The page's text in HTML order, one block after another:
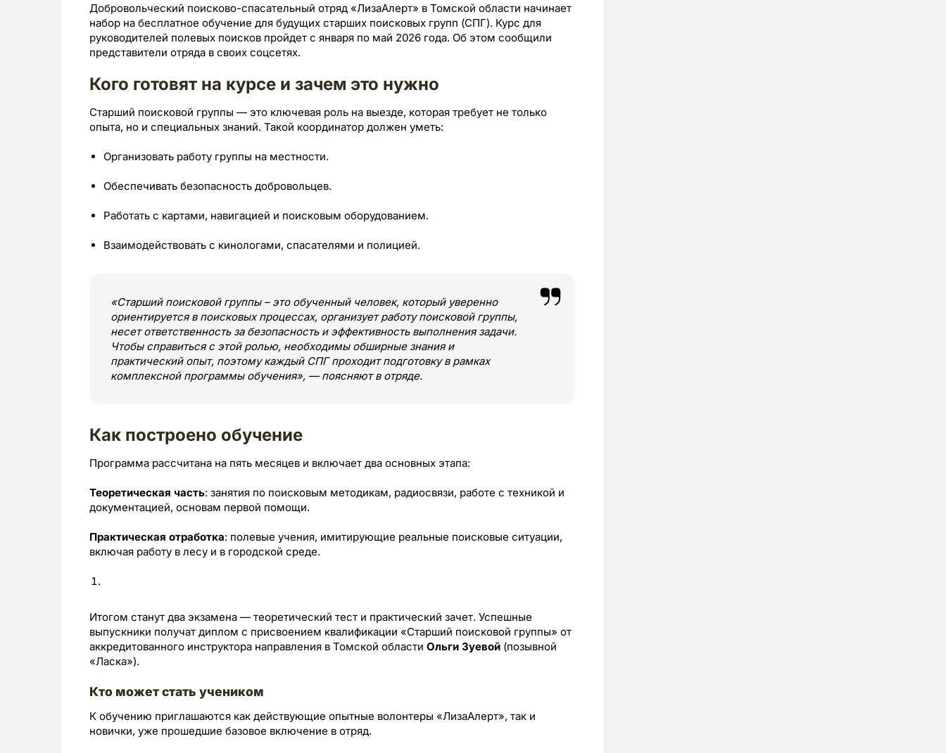
Добровольческий поисково-спасательный отряд «ЛизаАлерт» в Томской области начинает
набор на бесплатное обучение для будущих старших поисковых групп (СПГ). Курс для
руководителей полевых поисков пройдет с января по май 2026 года. Об этом сообщили
представители отряда в своих соцсетях.
Кого готовят на курсе и зачем это нужно
Старший поисковой группы — это ключевая роль на выезде, которая требует не только
опыта, но и специальных знаний. Такой координатор должен уметь:
Организовать работу группы на местности.
Обеспечивать безопасность добровольцев.
Работать с картами, навигацией и поисковым оборудованием.
Взаимодействовать с кинологами, спасателями и полицией.
«Старший поисковой группы – это обученный человек, который уверенно
ориентируется в поисковых процессах, организует работу поисковой группы,
несет ответственность за безопасность и эффективность выполнения задачи.
Чтобы справиться с этой ролью, необходимы обширные знания и
практический опыт, поэтому каждый СПГ проходит подготовку в рамках
комплексной программы обучения», — поясняют в отряде.
Как построено обучение
Программа рассчитана на пять месяцев и включает два основных этапа:
Теоретическая часть: занятия по поисковым методикам, радиосвязи, работе с техникой и
документацией, основам первой помощи.
Практическая отработка: полевые учения, имитирующие реальные поисковые ситуации,
включая работу в лесу и в городской среде.
Итогом станут два экзамена — теоретический тест и практический зачет. Успешные
выпускники получат диплом с присвоением квалификации «Старший поисковой группы» от
аккредитованного инструктора направления в Томской области Ольги Зуевой (позывной
«Ласка»).
Кто может стать учеником
К обучению приглашаются как действующие опытные волонтеры «ЛизаАлерт», так и
новички, уже прошедшие базовое включение в отряд.